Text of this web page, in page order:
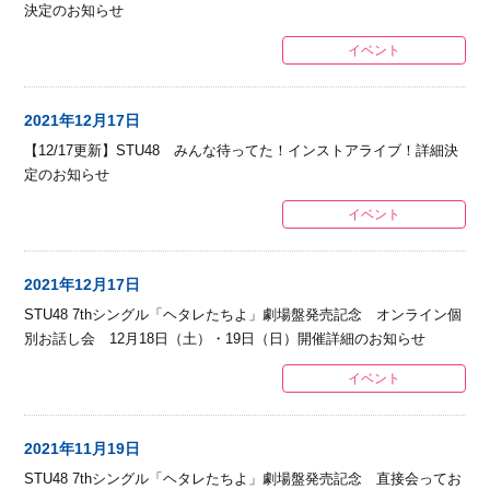
決定のお知らせ
イベント
2021年12月17日
【12/17更新】STU48 みんな待ってた！インストアライブ！詳細決
定のお知らせ
イベント
2021年12月17日
STU48 7thシングル「ヘタレたちよ」劇場盤発売記念 オンライン個
別お話し会 12月18日（土）・19日（日）開催詳細のお知らせ
イベント
2021年11月19日
STU48 7thシングル「ヘタレたちよ」劇場盤発売記念 直接会ってお